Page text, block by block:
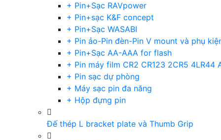
+ Pin+Sạc RAVpower
+ Pin+sạc K&F concept
+ Pin+Sạc WASABI
+ Pin ảo-Pin đèn-Pin V mount và phụ
+ Pin+Sạc AA-AAA for flash
+ Pin máy film CR2 CR123 2CR5 4LR44
+ Pin sạc dự phòng
+ Máy sạc pin đa năng
+ Hộp đựng pin
Đế thép L bracket plate và Thumb Grip